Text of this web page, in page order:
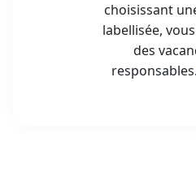
choisissant
labellisée,
des
responsables.